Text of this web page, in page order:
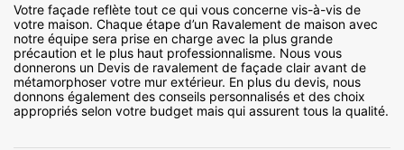
Votre façade reflète tout ce qui vous concerne vis-à-vis de
votre maison. Chaque étape d’un Ravalement de maison avec
notre équipe sera prise en charge avec la plus grande
précaution et le plus haut professionnalisme. Nous vous
donnerons un Devis de ravalement de façade clair avant de
métamorphoser votre mur extérieur. En plus du devis, nous
donnons également des conseils personnalisés et des choix
appropriés selon votre budget mais qui assurent tous la qualité.